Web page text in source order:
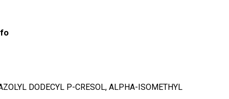
DODECYL P-CRESOL, ALPHA-ISOMETHYL